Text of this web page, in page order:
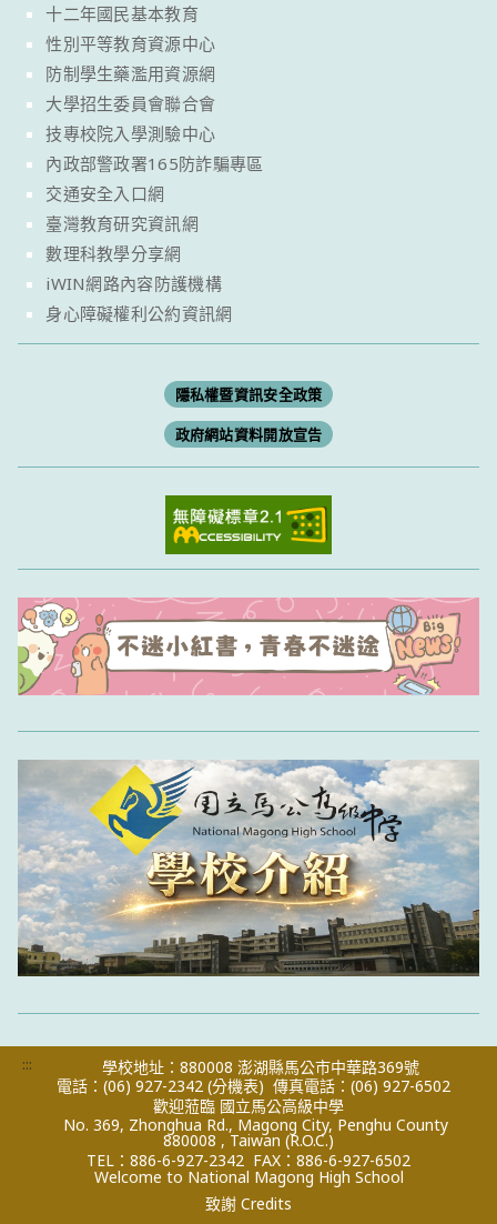
十二年國民基本教育
性別平等教育資源中心
防制學生藥濫用資源網
大學招生委員會聯合會
技專校院入學測驗中心
內政部警政署165防詐騙專區
交通安全入口網
臺灣教育研究資訊網
數理科教學分享網
iWIN網路內容防護機構
身心障礙權利公約資訊網
隱私權暨資訊安全政策
政府網站資料開放宣告
:::
學校地址：880008 澎湖縣馬公市中華路369號
電話：(06) 927-2342 (分機表) 傳真電話：(06) 927-6502
歡迎蒞臨 國立馬公高級中學
No. 369, Zhonghua Rd., Magong City, Penghu County
880008 , Taiwan (R.O.C.)
TEL：886-6-927-2342 FAX：886-6-927-6502
Welcome to National Magong High School
致謝 Credits